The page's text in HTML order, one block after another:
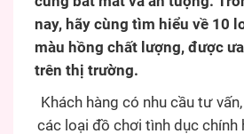
nay, hãy cùng tìm hiểu về 10
màu hồng chất lượng, được
trên thị trường.
Khách hàng có nhu cầu tư
các loại đồ chơi tình dục chính